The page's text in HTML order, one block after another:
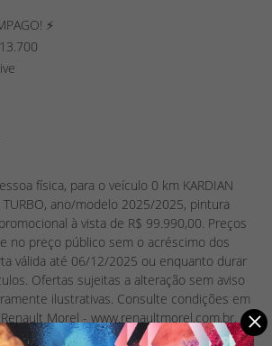
⚡
física, para o veículo 0 km KARDIAN
TURBO, ano/modelo 2025/2025, pintura
à vista de R$ 99.990,00. Preços
no preço público sem o acréscimo dos
válida até 06/12/2025 ou enquanto durar
Ofertas sujeitas a alteração sem aviso
ilustrativas. Consulte condições em
Morel - www.renaultmorel.com.br.
08007180018.